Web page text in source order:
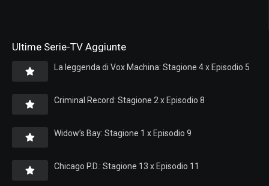
Ultime Serie-TV Aggiunte
La leggenda di Vox Machina: Stagione 4 x Episodio 5
Criminal Record: Stagione 2 x Episodio 8
Widow’s Bay: Stagione 1 x Episodio 9
Chicago P.D.: Stagione 13 x Episodio 11